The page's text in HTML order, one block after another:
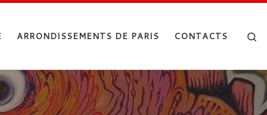
ARRONDISSEMENTS DE PARIS CONTACTS